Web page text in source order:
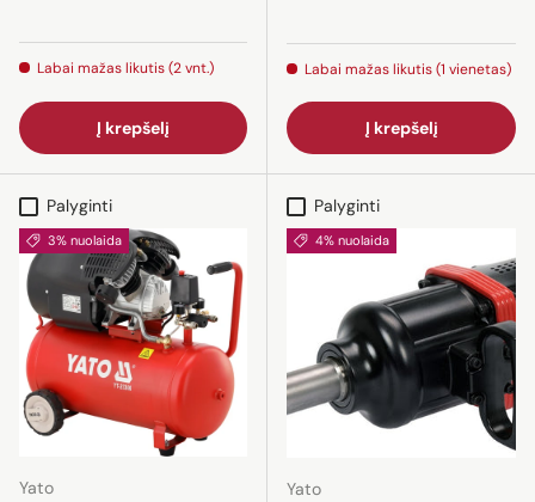
Labai mažas likutis (2 vnt.)
Į krepšelį
Labai mažas likutis (1 vienetas)
Į krepšelį
Palyginti
3% nuolaida
Yato
Palyginti
4% nuolaida
Yato